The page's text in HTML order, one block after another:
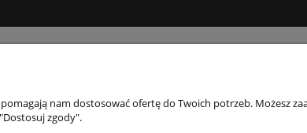
Twoje zamówienia
nam dostosować ofertę do Twoich potrzeb. Możesz
zgody".